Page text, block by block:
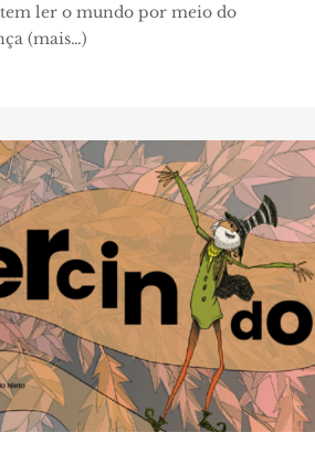
ler o mundo por meio do
(mais…)